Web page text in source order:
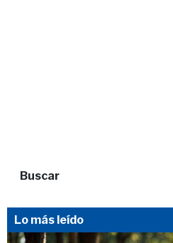
Buscar
Lo más leído